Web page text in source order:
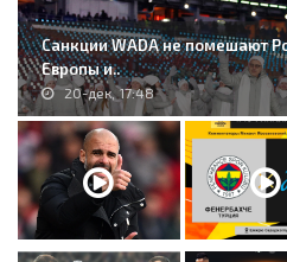
Санкции WADA не помешают
Европы и..
20-дек, 17:48